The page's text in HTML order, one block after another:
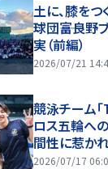
土に、膝をつ
球団――富良野
実（前編）
2026/07/21
競泳チーム
ロス五輪へ
間性に惹か
2026/07/17